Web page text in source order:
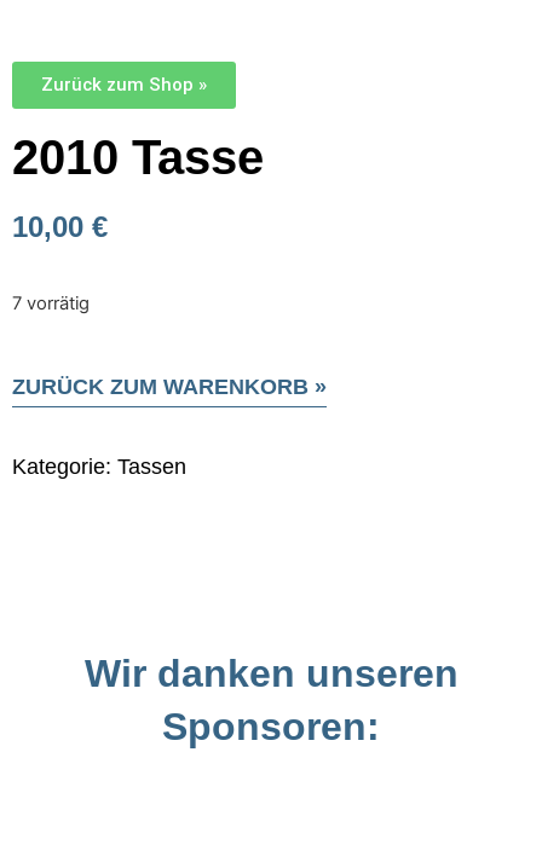
Zurück zum Shop »
2010 Tasse
10,00 €
7 vorrätig
ZURÜCK ZUM WARENKORB »
Kategorie: Tassen
Wir danken unseren
Sponsoren: